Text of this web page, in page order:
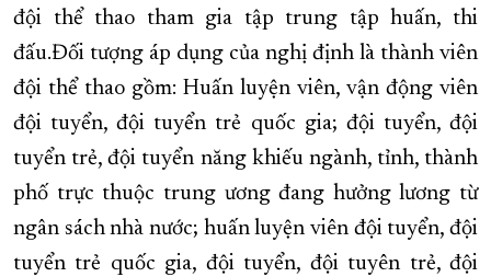
đội thể thao tham gia tập trung tập huấn, thi
đấu.Đối tượng áp dụng của nghị định là thành viên
đội thể thao gồm: Huấn luyện viên, vận động viên
đội tuyển, đội tuyển trẻ quốc gia; đội tuyển, đội
tuyển trẻ, đội tuyển năng khiếu ngành, tỉnh, thành
phố trực thuộc trung ương đang hưởng lương từ
ngân sách nhà nước; huấn luyện viên đội tuyển, đội
tuyển trẻ quốc gia, đội tuyển, đội tuyên trẻ, đội